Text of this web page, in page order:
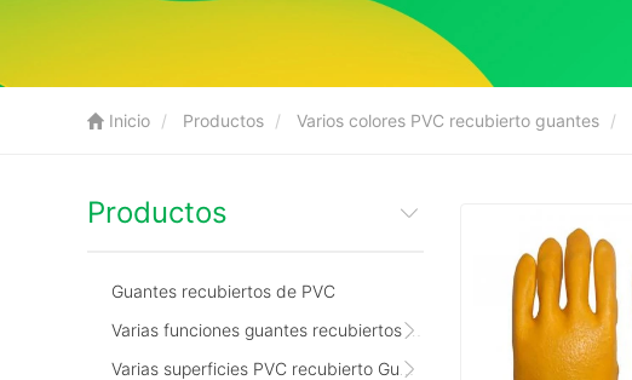
Inicio Productos Varios colores PVC recubierto guantes
Productos
Guantes recubiertos de PVC
Varias funciones guantes recubiertos de PVC
Varias superficies PVC recubierto Guantes